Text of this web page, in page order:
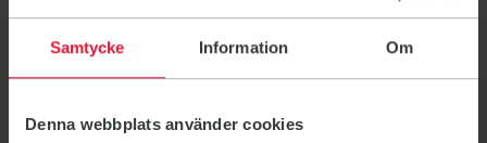
Samtycke Information Om
Denna webbplats använder cookies